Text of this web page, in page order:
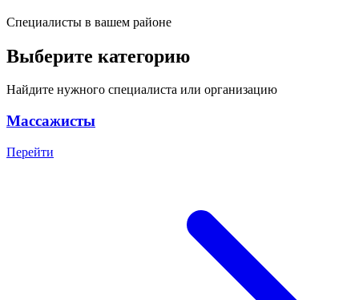
Специалисты в вашем районе
Выберите категорию
Найдите нужного специалиста или организацию
Массажисты
Перейти